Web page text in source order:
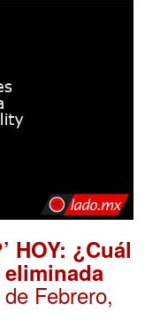
HOY: ¿Cuál
Febrero,